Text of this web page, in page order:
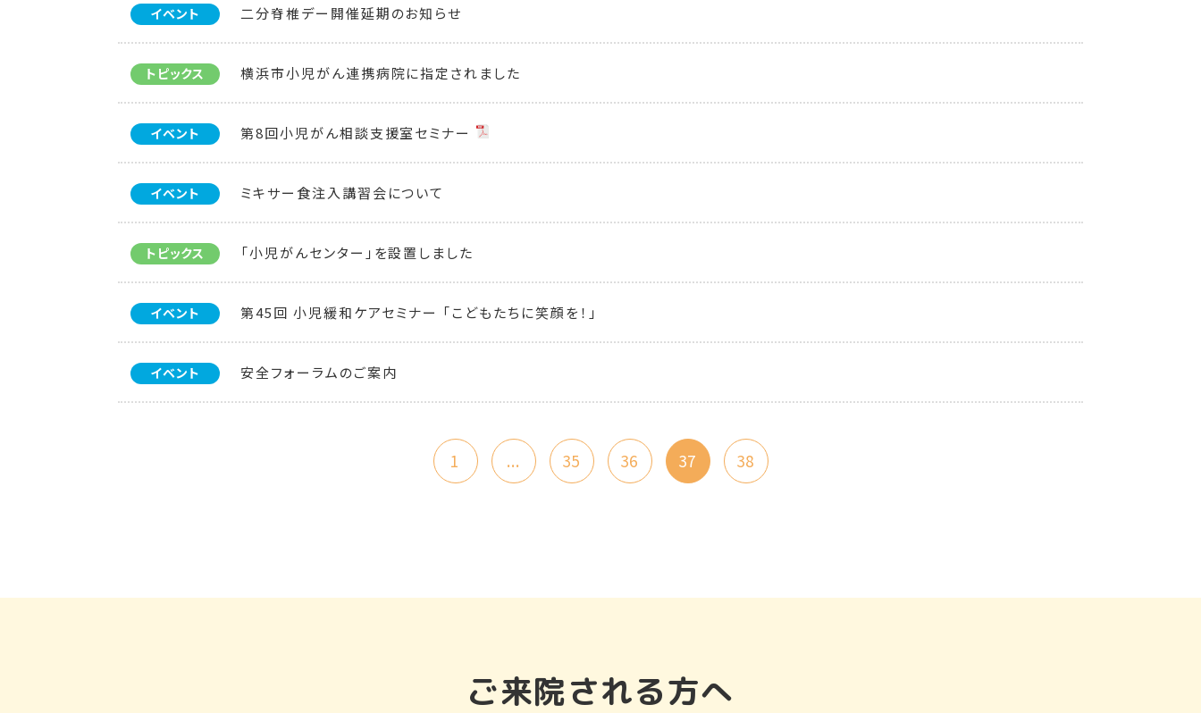
イベント 二分脊椎デー開催延期のお知らせ
トピックス 横浜市小児がん連携病院に指定されました
イベント 第8回小児がん相談支援室セミナー
イベント ミキサー食注入講習会について
トピックス 「小児がんセンター」を設置しました
イベント 第45回 小児緩和ケアセミナー 「こどもたちに笑顔を！」
イベント 安全フォーラムのご案内
1 ... 35 36 37 38
ご来院される方へ